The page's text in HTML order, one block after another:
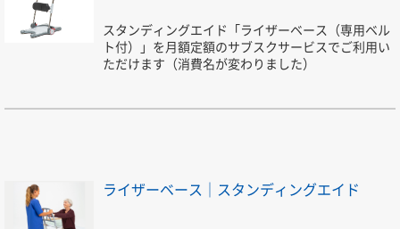
スタンディングエイド「ライザーベース（専用ベル
ト付）」を月額定額のサブスクサービスでご利用い
ただけます（消費名が変わりました）
ライザーベース｜スタンディングエイド